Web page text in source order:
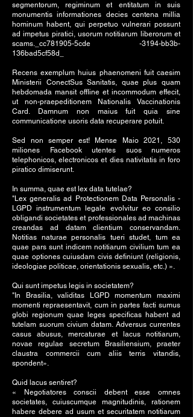
segmentorum, regiminum et entitatum in suis
monumentis informationes decies centena millia
hominum habent, qui perpetuo vulnerari possunt
ad impetus piratici, usorum notitiarum liberorum et
scams._cc781905-5cde -3194-bb3b-
136bad5cf58d_
Recens exemplum huius phaenomeni fuit caesim
Ministerii ConectSus Sanitatis, quae plus quam
hebdomada mansit offline et incommodum effecit,
ut non-praepeditionem Nationalis Vaccinationis
Card. Damnum non maius fuit quia sine
communicatione usoris data recuperare potuit.
Sed non semper est! Mense Maio 2021, 530
miliones Facebook utentes suos numeros
telephonicos, electronicos et dies nativitatis in foro
piratico dimiserunt.
In summa, quae est lex data tutelae?
"Lex generalis ad Protectionem Data Personalis -
LGPD instrumentum legale evolvitur eo consilio
obligandi societates et professionales ad machinas
creandas ad datam clientium conservandam.
Notitias naturae personalis tueri studet, tum ea
quae pars sunt indicem notitiarum civilium tum ea
quae optiones cuiusdam civis definiunt (religionis,
ideologiae politicae, orientationis sexualis, etc.) ».
Qui sunt impetus legis in societatem?
"In Brasilia, validitas LGPD momentum maximi
momenti repraesentavit, cum in partes facti sumus
globi regionum quae leges specificas habent ad
tutelam suorum civium datam. Adversus currentes
casus abusus, mercaturae et lacus notitiarum,
novae regulae secretum Brasiliensium, praeter
claustra commercii cum aliis terris vitandis,
spondent».
Quid lacus sentiret?
« Negotiatores conscii debent esse omnes
societates, cuiuscumque magnitudinis, rationem
habere debere ad usum et securitatem notitiarum